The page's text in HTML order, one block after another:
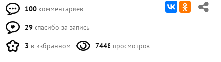
100 комментариев
29 спасибо за запись
3 в избранном 7448 просмотров